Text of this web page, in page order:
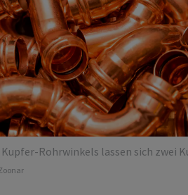
Rohrwinkels lassen sich zwei